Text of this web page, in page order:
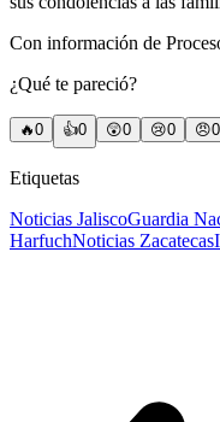
Con información de
¿Qué te pareció?
🔥0 👍0 😲0 😢0 😠0
Etiquetas
Noticias JaliscoGuardia
HarfuchNoticias Zacatecas